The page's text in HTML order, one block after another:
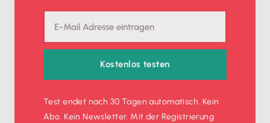
Kostenlos testen
Test endet nach 30 Tagen automatisch. Kein
Abo. Kein Newsletter. Mit der Registrierung